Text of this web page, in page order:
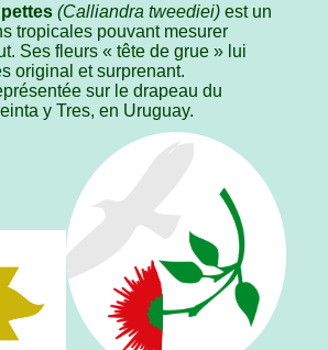
(Calliandra tweediei)est un
tropicales pouvant mesurer
Ses fleurs « tête de grue » lui
original et surprenant.
sur le drapeau du
y Tres, en Uruguay.